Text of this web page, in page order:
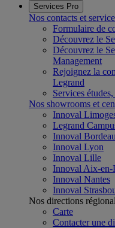
Services Pro
Nos contacts et
Formulaire de
Découvrez le
Découvrez le
Management
Rejoignez la
Legrand
Services
Nos showrooms et
Innoval
Legrand
Innoval
Innoval Lyon
Innoval Lille
Innoval Aix-en-
Innoval Nantes
Innoval
Nos directions
Carte
Contacter une